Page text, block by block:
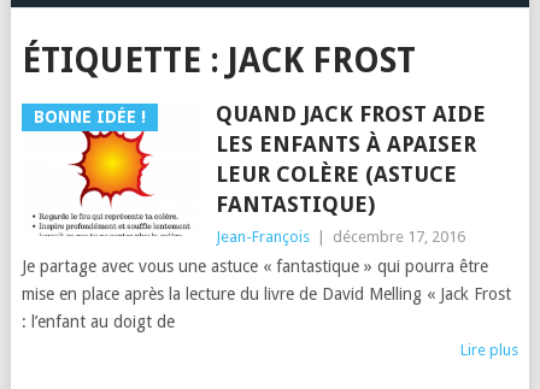
ÉTIQUETTE : JACK FROST
BONNE IDÉE !
QUAND JACK FROST AIDE
LES ENFANTS À APAISER
LEUR COLÈRE (ASTUCE
FANTASTIQUE)
Jean-François décembre 17, 2016
Je partage avec vous une astuce « fantastique » qui pourra être
mise en place après la lecture du livre de David Melling « Jack Frost
: l’enfant au doigt de
Lire plus